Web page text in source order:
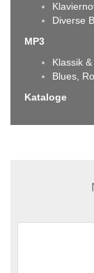
Diverse
MP3
Klassik
Blues,
Kataloge